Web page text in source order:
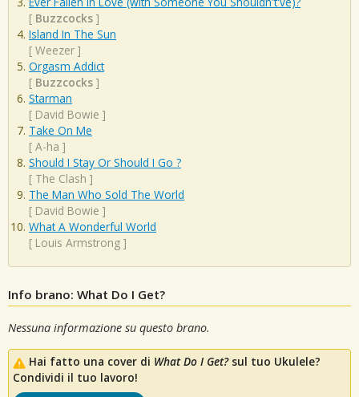
[ Buzzcocks ]
Island In The Sun
[ Weezer ]
Orgasm Addict
[ Buzzcocks ]
Starman
[ David Bowie ]
Take On Me
[ A-ha ]
Should I Stay Or Should I Go ?
[ The Clash ]
The Man Who Sold The World
[ David Bowie ]
What A Wonderful World
[ Louis Armstrong ]
Info brano: What Do I Get?
Nessuna informazione su questo brano.
Hai fatto una cover di What Do I Get?sul tuo Ukulele?
Condividi il tuo lavoro!